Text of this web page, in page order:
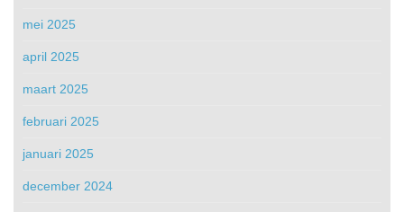
mei 2025
april 2025
maart 2025
februari 2025
januari 2025
december 2024